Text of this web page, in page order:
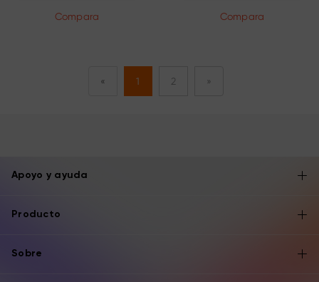
Compara Compara
« 1 2 »
Apoyo y ayuda
Producto
Sobre